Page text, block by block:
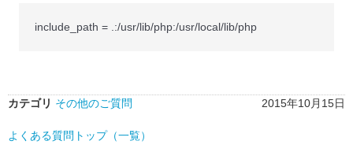
include_path = .:/usr/lib/php:/usr/local/lib/php
カテゴリ その他のご質問 2015年10月15日
よくある質問トップ（一覧）